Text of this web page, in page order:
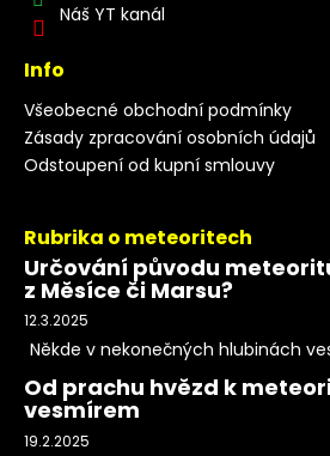
Náš YT kanál
Info
Všeobecné obchodní podmínky
Zásady zpracování osobních údajů
Odstoupení od kupní smlouvy
Rubrika o meteoritech
Určování původu
z Měsíce či Marsu?
12.3.2025
Někde v nekonečných hlubinách
Od prachu hvězd k
vesmírem
19.2.2025